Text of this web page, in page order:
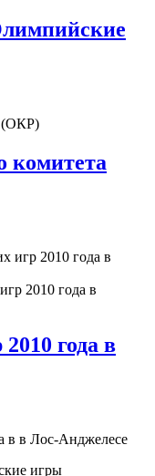
комитета
2010 года в
года в
игры